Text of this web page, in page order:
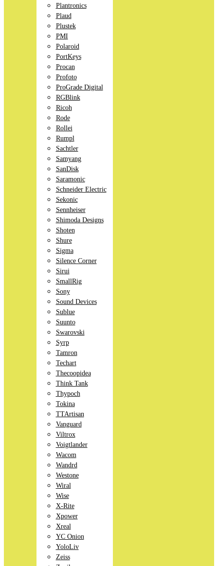
Plantronics
Plaud
Plustek
PMI
Polaroid
PortKeys
Procan
Profoto
ProGrade Digital
RGBlink
Ricoh
Rode
Rollei
Rumpl
Sachtler
Samyang
SanDisk
Saramonic
Schneider Electric
Sekonic
Sennheiser
Shimoda Designs
Shoten
Shure
Sigma
Silence Corner
Sirui
SmallRig
Sony
Sound Devices
Sublue
Suunto
Swarovski
Syrp
Tamron
Techart
Thecoopidea
Think Tank
Thypoch
Tokina
TTArtisan
Vanguard
Viltrox
Voigtlander
Wacom
Wandrd
Westone
Wiral
Wise
X-Rite
Xpower
Xreal
YC Onion
YoloLiv
Zeiss